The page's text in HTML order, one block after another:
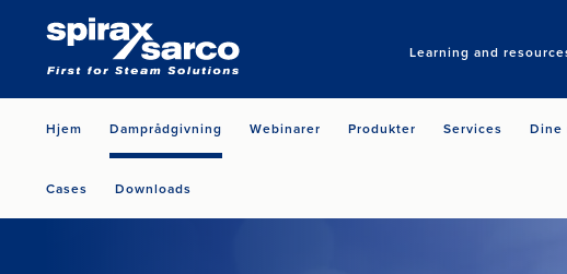
Learning and
Hjem Damprådgivning Webinarer Produkter Services Dine
Cases Downloads